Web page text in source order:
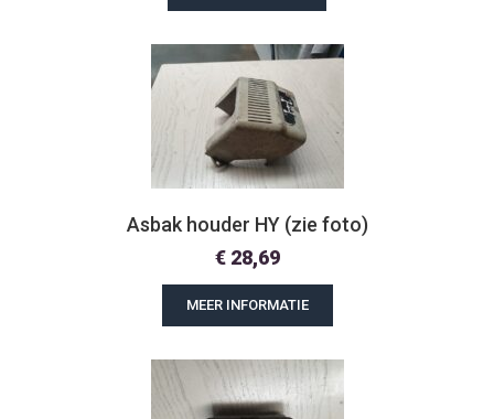
Asbak houder HY (zie foto)
€28,69
MEER INFORMATIE